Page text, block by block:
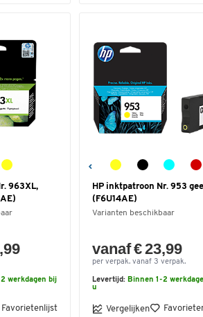
963XL,
werkdagen bij
Favorietenlijst
HP inktpatroon Nr. 953 geel
(F6U14AE)
Varianten beschikbaar
vanaf € 23,99
per verpak. vanaf 3 verpak.
Levertijd: Binnen 1-2
u
Vergelijken